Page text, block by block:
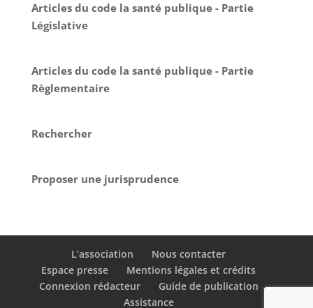
Articles du code la santé publique - Partie
Législative
Articles du code la santé publique - Partie
Règlementaire
Rechercher
Proposer une jurisprudence
L’association
Nous contacter
Espace presse
Mentions légales et crédits
Connexion rédacteur
Guide de publication
Assistance